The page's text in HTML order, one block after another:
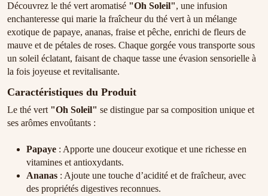
Découvrez le thé vert aromatisé "Oh Soleil", une infusion
enchanteresse qui marie la fraîcheur du thé vert à un mélange
exotique de papaye, ananas, fraise et pêche, enrichi de fleurs de
mauve et de pétales de roses. Chaque gorgée vous transporte sous
un soleil éclatant, faisant de chaque tasse une évasion sensorielle à
la fois joyeuse et revitalisante.
Caractéristiques du Produit
Le thé vert "Oh Soleil" se distingue par sa composition unique et
ses arômes envoûtants :
Papaye : Apporte une douceur exotique et une richesse en
vitamines et antioxydants.
Ananas : Ajoute une touche d’acidité et de fraîcheur, avec
des propriétés digestives reconnues.